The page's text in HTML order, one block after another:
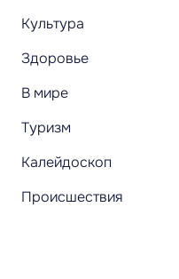
Культура
Здоровье
В мире
Туризм
Калейдоскоп
Происшествия